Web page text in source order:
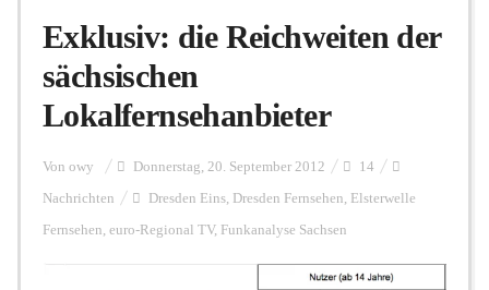
Nachrichten
Flurschelte
Personalien
Exklusiv: die Reichweiten der
sächsischen
Lokalfernsehanbieter
Von owy Donnerstag, 20. September 2012 14
Nachrichten Dresden Eins, Dresden Fernsehen, Elsterwelle
Fernsehen, euro-Regional TV, Funkanalyse Sachsen